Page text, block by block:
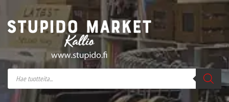
Stupido Market – verkossa ja kivijalassa
Stupido Market on vaihtoehtomusaan
erikoistunut verkko- sekä
kivijalkakauppa Helsingissä Kallion